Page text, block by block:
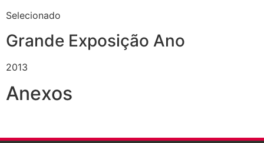
Selecionado
Grande Exposição Ano
2013
Anexos